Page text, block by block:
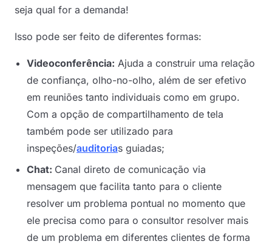
seja qual for a demanda!
Isso pode ser feito de diferentes formas:
Videoconferência: Ajuda a construir uma relação
de confiança, olho-no-olho, além de ser efetivo
em reuniões tanto individuais como em grupo.
Com a opção de compartilhamento de tela
também pode ser utilizado para
inspeções/auditorias guiadas;
Chat: Canal direto de comunicação via
mensagem que facilita tanto para o cliente
resolver um problema pontual no momento que
ele precisa como para o consultor resolver mais
de um problema em diferentes clientes de forma